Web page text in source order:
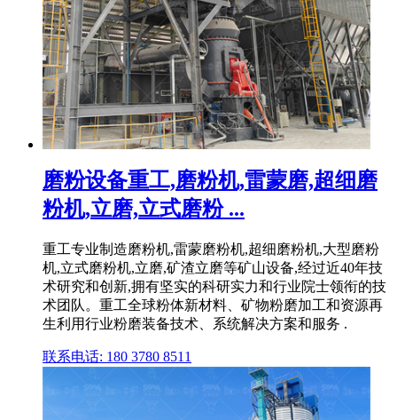
磨粉设备重工,磨粉机,雷蒙磨,超细磨
粉机,立磨,立式磨粉 ...
重工专业制造磨粉机,雷蒙磨粉机,超细磨粉机,大型磨粉
机,立式磨粉机,立磨,矿渣立磨等矿山设备,经过近40年技
术研究和创新,拥有坚实的科研实力和行业院士领衔的技
术团队。重工全球粉体新材料、矿物粉磨加工和资源再
生利用行业粉磨装备技术、系统解决方案和服务 .
联系电话: 180 3780 8511